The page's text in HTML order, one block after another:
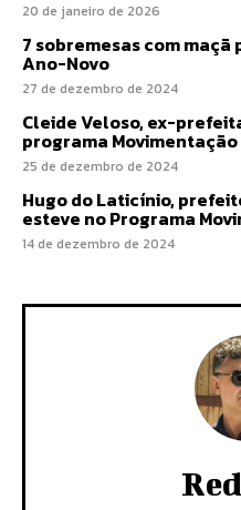
20 de janeiro de 2026
7 sobremesas com
Ano-Novo
27 de dezembro de 2024
Cleide Veloso, ex-
programa Movimentação
25 de dezembro de 2024
Hugo do Laticínio,
esteve no Programa
14 de dezembro de 2024